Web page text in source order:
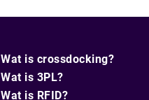
Wat is crossdocking?
Wat is 3PL?
Wat is RFID?